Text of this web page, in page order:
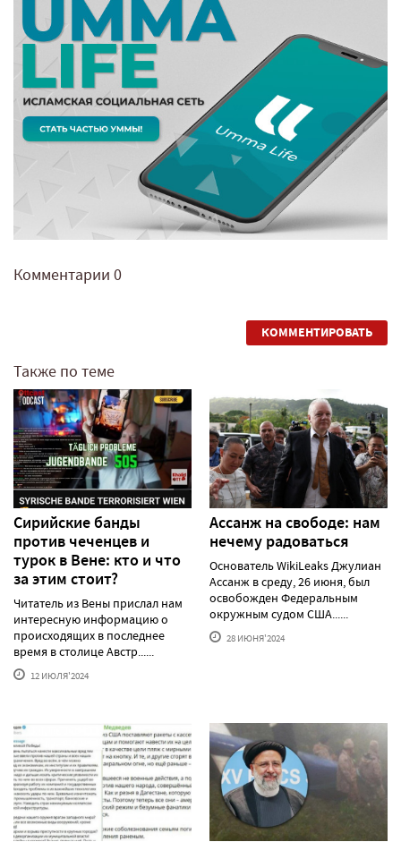
Комментарии 0
КОММЕНТИРОВАТЬ
Также по теме
Сирийские банды
против чеченцев и
турок в Вене: кто и что
за этим стоит?
Читатель из Вены прислал нам
интересную информацию о
происходящих в последнее
время в столице Австр......
12 ИЮЛЯ'2024
Ассанж на свободе: нам
нечему радоваться
Основатель WikiLeaks Джулиан
Ассанж в среду, 26 июня, был
освобожден Федеральным
окружным судом США......
28 ИЮНЯ'2024